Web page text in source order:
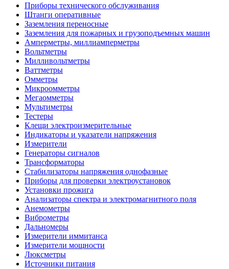
Приборы технического обслуживания
Штанги оперативные
Заземления переносные
Заземления для пожарных и грузоподъемных машин
Амперметры, миллиамперметры
Вольтметры
Милливольтметры
Ваттметры
Омметры
Микроомметры
Мегаомметры
Мультиметры
Тестеры
Клещи электроизмерительные
Индикаторы и указатели напряжения
Измерители
Генераторы сигналов
Трансформаторы
Стабилизаторы напряжения однофазные
Приборы для проверки электроустановок
Установки прожига
Анализаторы спектра и электромагнитного поля
Анемометры
Виброметры
Дальномеры
Измерители иммитанса
Измерители мощности
Люксметры
Источники питания